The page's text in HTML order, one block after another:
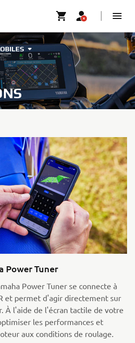
Power Tuner
Power Tuner se connecte à
et permet d'agir directement sur
À l'aide de l'écran tactile de votre
les performances et
aux conditions de roulage.